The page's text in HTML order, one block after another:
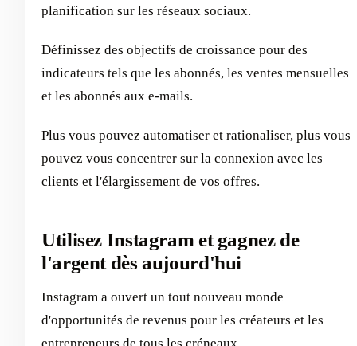
planification sur les réseaux sociaux.
Définissez des objectifs de croissance pour des
indicateurs tels que les abonnés, les ventes mensuelles
et les abonnés aux e-mails.
Plus vous pouvez automatiser et rationaliser, plus vous
pouvez vous concentrer sur la connexion avec les
clients et l'élargissement de vos offres.
Utilisez Instagram et gagnez de
l'argent dès aujourd'hui
Instagram a ouvert un tout nouveau monde
d'opportunités de revenus pour les créateurs et les